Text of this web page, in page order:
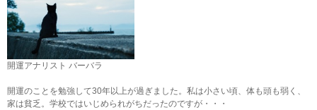
開運アナリスト バーバラ
開運のことを勉強して30年以上が過ぎました。私は小さい頃、体も頭も弱く、
家は貧乏。学校ではいじめられがちだったのですが・・・